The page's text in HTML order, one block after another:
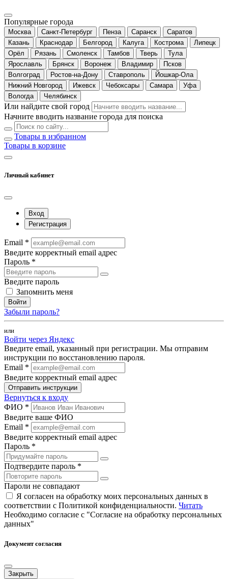
Популярные города
Москва Санкт-Петербург Пенза Саранск
Саратов
Казань
Краснодар Белгород Калуга Кострома
Липецк
Орёл
Рязань Смоленск Тамбов Тверь
Тула
Ярославль
Брянск Воронеж Владимир
Псков
Волгоград
Ростов-на-Дону Ставрополь
Йошкар-Ола
Нижний Новгород
Ижевск Чебоксары Самара
Уфа
Вологда
Челябинск
Или найдите свой город
Начните вводить название города для поиска
Товары в избранном
Товары в корзине
Личный кабинет
Вход
Регистрация
Email *
Введите корректный email адрес
Пароль *
Введите пароль
Запомнить меня
Войти
Забыли пароль?
или
Войти через Яндекс
Введите email, указанный при регистрации. Мы отправим
инструкции по восстановлению пароля.
Email *
Введите корректный email адрес
Отправить инструкции
Вернуться к входу
ФИО *
Введите ваше ФИО
Email *
Введите корректный email адрес
Пароль *
Подтвердите пароль *
Пароли не совпадают
Я согласен на обработку моих персональных данных в
соответствии с Политикой конфиденциальности. Читать
Необходимо согласие с "Согласие на обработку персональных
данных"
Документ согласия
Закрыть